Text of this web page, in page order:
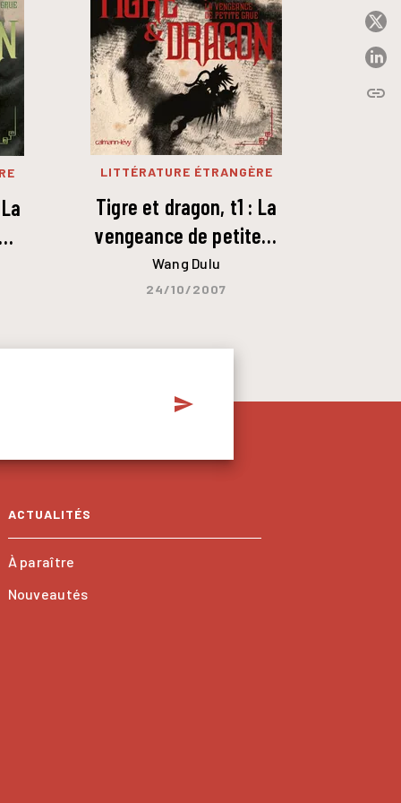
LITTÉRATURE ÉTRANGÈRE
Tigre et dragon, t1 : La
vengeance de petite…
Wang Dulu
24/10/2007
link
send
ACTUALITÉS
À paraître
Nouveautés